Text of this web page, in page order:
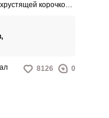
корочкой
ужину,
8126 0